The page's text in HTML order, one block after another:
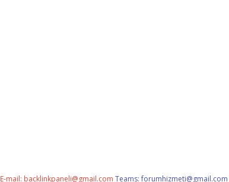
E-mail: backlinkpaneli@gmail.com Teams:forumhizmeti@gmail.com